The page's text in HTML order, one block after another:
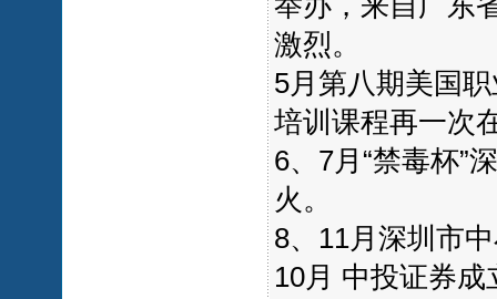
激烈。
5月第八期美国
培训课程再一次
6、7月“禁毒杯”
火。
8、11月深圳市
10月 中投证券